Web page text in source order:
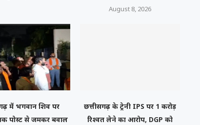
August 8, 2026
में भगवान शिव पर
पोस्ट से जमकर बवाल
छत्तीसगढ़ के ट्रेनी IPS पर 1 करोड़
रिश्वत लेने का आरोप, DGP को